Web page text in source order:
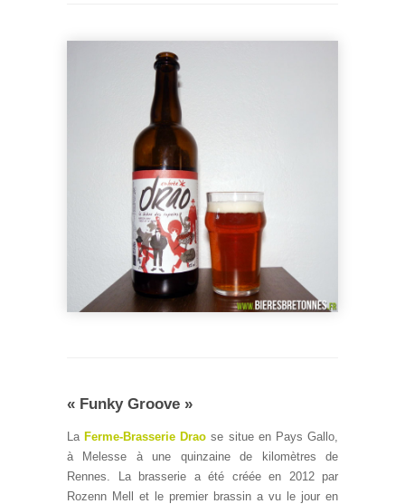
« Funky Groove »
La Ferme-Brasserie Drao se situe en Pays Gallo,
à Melesse à une quinzaine de kilomètres de
Rennes. La brasserie a été créée en 2012 par
Rozenn Mell et le premier brassin a vu le jour en